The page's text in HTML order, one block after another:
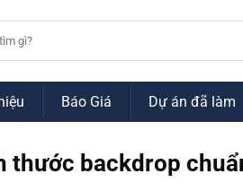
Báo Giá Dự án đã làm
thước backdrop